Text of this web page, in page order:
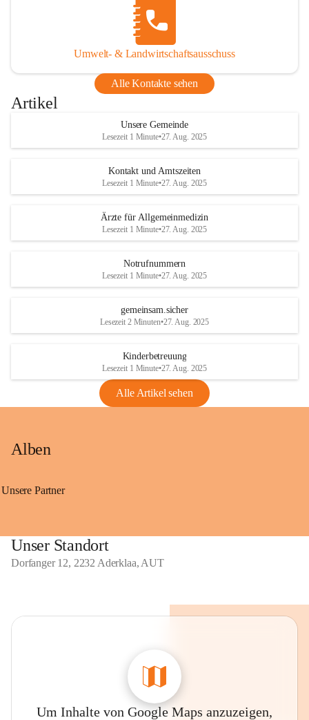
Umwelt- & Landwirtschaftsausschuss
Alle Kontakte sehen
Artikel
Unsere Gemeinde
Lesezeit 1 Minute•27. Aug. 2025
Kontakt und Amtszeiten
Lesezeit 1 Minute•27. Aug. 2025
Ärzte für Allgemeinmedizin
Lesezeit 1 Minute•27. Aug. 2025
Notrufnummern
Lesezeit 1 Minute•27. Aug. 2025
gemeinsam.sicher
Lesezeit 2 Minuten•27. Aug. 2025
Kinderbetreuung
Lesezeit 1 Minute•27. Aug. 2025
Alle Artikel sehen
Alben
Unsere Partner
Unser Standort
Dorfanger 12, 2232 Aderklaa, AUT
Um Inhalte von Google Maps anzuzeigen,